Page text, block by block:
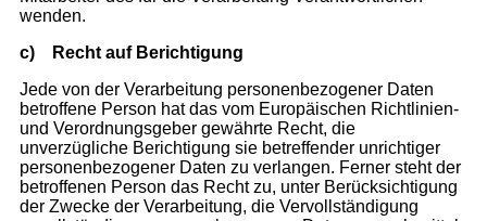
wenden.
c)
Recht auf Berichtigung
Jede von der Verarbeitung personenbezogener Daten
betroffene Person hat das vom Europäischen Richtlinien-
und Verordnungsgeber gewährte Recht, die
unverzügliche Berichtigung sie betreffender unrichtiger
personenbezogener Daten zu verlangen. Ferner steht der
betroffenen Person das Recht zu, unter Berücksichtigung
der Zwecke der Verarbeitung, die Vervollständigung